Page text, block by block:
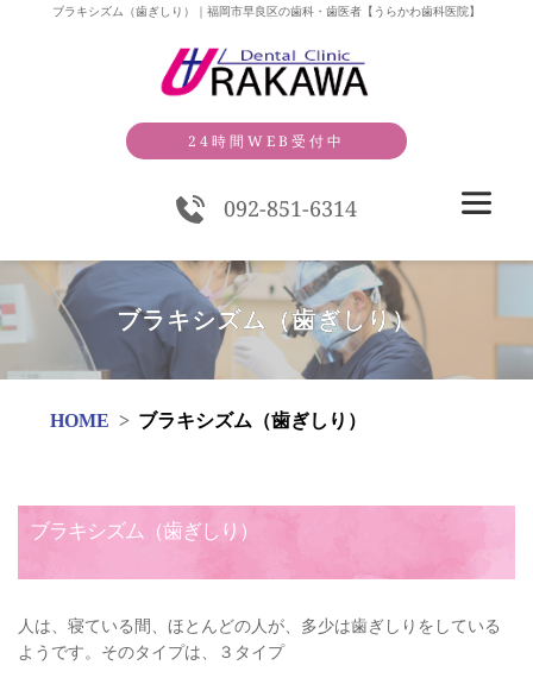
ブラキシズム（歯ぎしり）｜福岡市早良区の歯科・歯医者【うらかわ歯科医院】
24時間WEB受付中
092-851-6314
ブラキシズム（歯ぎしり）
HOME ブラキシズム（歯ぎしり）
ブラキシズム（歯ぎしり）
人は、寝ている間、ほとんどの人が、多少は歯ぎしりをしている
ようです。そのタイプは、３タイプ